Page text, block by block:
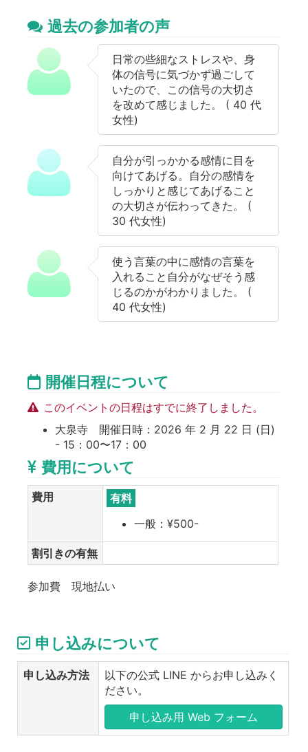
過去の参加者の声
日常の些細なストレスや、身
体の信号に気づかず過ごして
いたので、この信号の大切さ
を改めて感じました。 ( 40 代
女性)
自分が引っかかる感情に目を
向けてあげる。自分の感情を
しっかりと感じてあげること
の大切さが伝わってきた。 (
30 代女性)
使う言葉の中に感情の言葉を
入れること自分がなぜそう感
じるのかがわかりました。 (
40 代女性)
開催日程について
このイベントの日程はすでに終了しました。
大泉寺 開催日時：2026 年 2 月 22 日 (日)
- 15：00〜17：00
費用について
費用
有料
一般：¥500-
割引きの有無
参加費 現地払い
申し込みについて
申し込み方法
以下の公式 LINE からお申し込みく
ださい。
申し込み用 Web フォーム